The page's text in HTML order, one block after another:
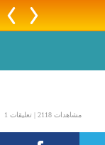
مشاهدات 2118 | تعليقات 1